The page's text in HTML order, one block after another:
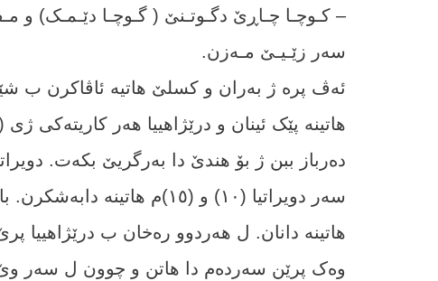
– کـوچـا چـاڕێ دگـوتـنێ ( گـوچـا دێـمـک) و
سەر زێـیـێ مـەزن.
ئەڤ پرە ژ بەران و کسلێ ھاتیە ئاڤاکرن ب
دەرباز ببن ژ بۆ ھندێ دا بەرگریێ بکەت.
سەر دویراتیا (١٠) و (١٥)م
ھاتینە دانان. ل ھەردوو رەخان ب درێژاھییا
وەک پرێن سەردەم دا ھاتن و چوون ل سەر وێ